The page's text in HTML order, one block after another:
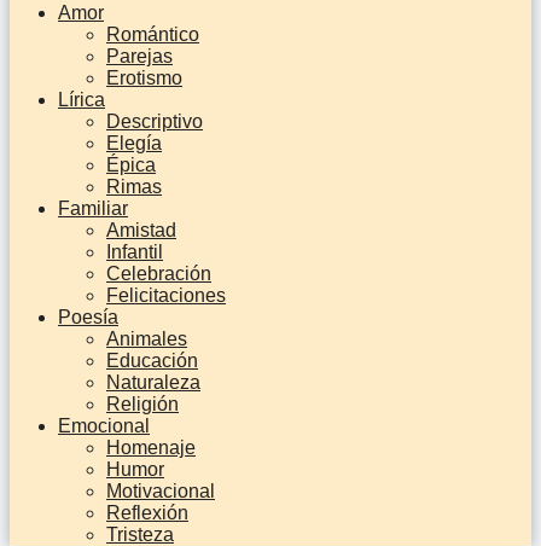
Amor
Romántico
Parejas
Erotismo
Lírica
Descriptivo
Elegía
Épica
Rimas
Familiar
Amistad
Infantil
Celebración
Felicitaciones
Poesía
Animales
Educación
Naturaleza
Religión
Emocional
Homenaje
Humor
Motivacional
Reflexión
Tristeza